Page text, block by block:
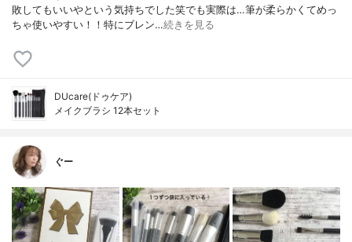
敗してもいいやという気持ちでした笑でも実際は…筆が柔らかくてめっ
ちゃ使いやすい！！特にブレン…続きを見る
DUcare(ドゥケア)
メイクブラシ 12本セット
ぐー